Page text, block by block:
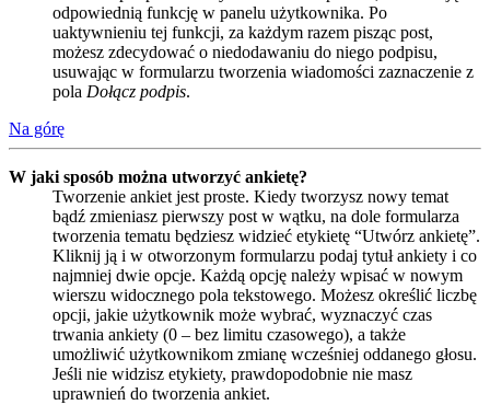
odpowiednią funkcję w panelu użytkownika. Po
uaktywnieniu tej funkcji, za każdym razem pisząc post,
możesz zdecydować o niedodawaniu do niego podpisu,
usuwając w formularzu tworzenia wiadomości zaznaczenie z
pola Dołącz podpis.
Na górę
W jaki sposób można utworzyć ankietę?
Tworzenie ankiet jest proste. Kiedy tworzysz nowy temat
bądź zmieniasz pierwszy post w wątku, na dole formularza
tworzenia tematu będziesz widzieć etykietę “Utwórz ankietę”.
Kliknij ją i w otworzonym formularzu podaj tytuł ankiety i co
najmniej dwie opcje. Każdą opcję należy wpisać w nowym
wierszu widocznego pola tekstowego. Możesz określić liczbę
opcji, jakie użytkownik może wybrać, wyznaczyć czas
trwania ankiety (0 – bez limitu czasowego), a także
umożliwić użytkownikom zmianę wcześniej oddanego głosu.
Jeśli nie widzisz etykiety, prawdopodobnie nie masz
uprawnień do tworzenia ankiet.